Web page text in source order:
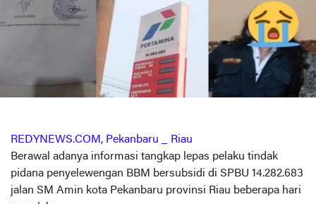
REDYNEWS.COM, Pekanbaru _ Riau
Berawal adanya informasi tangkap lepas pelaku tindak
pidana penyelewengan BBM bersubsidi di SPBU 14.282.683
jalan SM Amin kota Pekanbaru provinsi Riau beberapa hari